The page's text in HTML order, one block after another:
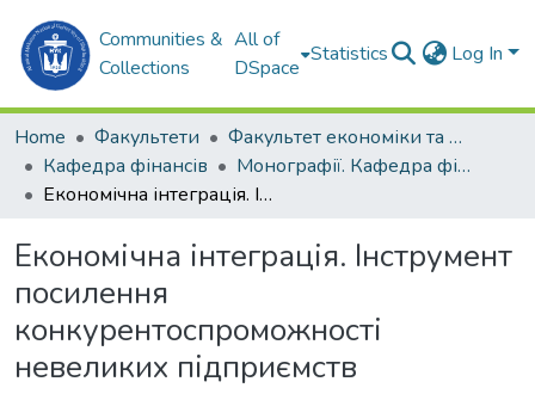
Communities &
Collections
All of
DSpace
Statistics Log In
Home Факультети
Факультет економіки та екології моря (ФЕЕМ)
Кафедра фінансів
Монографії. Кафедра фінансів
Економічна інтеграція. Інструмент посилення конкурентоспроможності невеликих підприємств
Економічна інтеграція. Інструмент
посилення
конкурентоспроможності
невеликих підприємств